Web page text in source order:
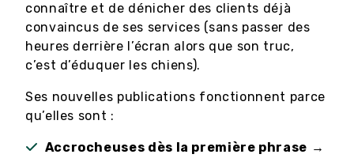
connaître et de dénicher des clients déjà
convaincus de ses services (sans passer des
heures derrière l’écran alors que son truc,
c’est d’éduquer les chiens).
Ses nouvelles publications fonctionnent parce
qu’elles sont :
Accrocheuses dès la première phrase →